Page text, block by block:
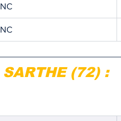
NC
NC
SARTHE (72) :